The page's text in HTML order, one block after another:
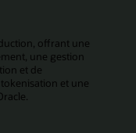
offrant une
une gestion
et de
et une